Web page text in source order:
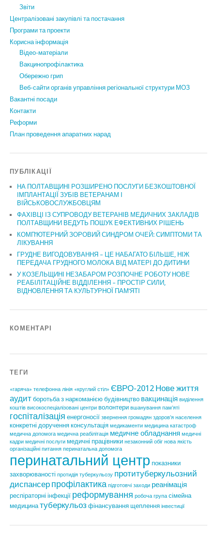
Звіти
Централізовані закупівлі та постачання
Програми та проекти
Корисна інформація
Відео-матеріали
Вакцинопрофілактика
Обережно грип
Веб-сайти органів управління регіональної структури МОЗ
Вакантні посади
Контакти
Реформи
План проведення апаратних нарад
ПУБЛІКАЦІЇ
НА ПОЛТАВЩИНІ РОЗШИРЕНО ПОСЛУГИ БЕЗКОШТОВНОЇ
ІМПЛАНТАЦІЇ ЗУБІВ ВЕТЕРАНАМ І
ВІЙСЬКОВОСЛУЖБОВЦЯМ
ФАХІВЦІ ІЗ СУПРОВОДУ ВЕТЕРАНІВ МЕДИЧНИХ ЗАКЛАДІВ
ПОЛТАВЩИНИ ВЕДУТЬ ПОШУК ЕФЕКТИВНИХ РІШЕНЬ
КОМП’ЮТЕРНИЙ ЗОРОВИЙ СИНДРОМ ОЧЕЙ: СИМПТОМИ ТА
ЛІКУВАННЯ
ГРУДНЕ ВИГОДОВУВАННЯ – ЦЕ НАБАГАТО БІЛЬШЕ, НІЖ
ПЕРЕДАЧА ГРУДНОГО МОЛОКА ВІД МАТЕРІ ДО ДИТИНИ
У КОЗЕЛЬЩИНІ НЕЗАБАРОМ РОЗПОЧНЕ РОБОТУ НОВЕ
РЕАБІЛІТАЦІЙНЕ ВІДДІЛЕННЯ – ПРОСТІР СИЛИ,
ВІДНОВЛЕННЯ ТА КУЛЬТУРНОЇ ПАМ’ЯТІ
КОМЕНТАРІ
ТЕГИ
«гаряча» телефонна лінія «круглий стіл» ЄВРО-2012 Нове життя
аудит боротьба з наркоманією будівництво вакцинація виділення
коштів високоспеціалізовані центри волонтери вшанування пам'яті
госпіталізація енергоносії звернення громадян здоров'я населення
конкретні доручення консультація медикаменти медицина катастроф
медична допомога медична реабілітація медичне обладнання медичні
кадри медичні послуги медичні працівники незаконний обіг нова якість
організаційні питання перинатальна допомога
перинатальний центр показники
захворюваності протидія туберкульозу протитуберкульозний
диспансер профілактика підготовчі заходи реанімація
респіраторні інфекції реформування робоча група сімейна
медицина туберкульоз фінансування щеплення інвестиції